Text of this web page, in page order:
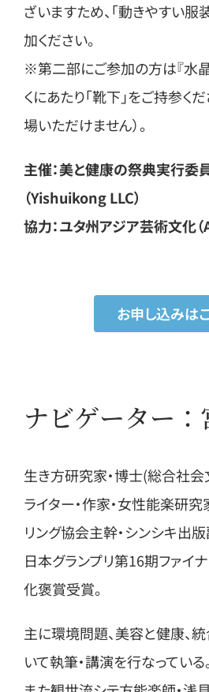
ざいますため、「動きやすい服
加ください。
※第二部にご参加の方は『水
くにあたり「靴下」をご持参く
場いただけません）。
主催：美と健康の祭典実行委
（Yishuikong LLC）
協力：ユタ州アジア芸術文化（
お申し込みは
ナビゲーター
生き方研究家・博士(総合社
ライター・作家・女性能楽研究
リング協会主幹・シンシキ出
日本グランプリ第16期ファイ
化褒賞受賞。
主に環境問題、美容と健康、
いて執筆・講演を行なっている